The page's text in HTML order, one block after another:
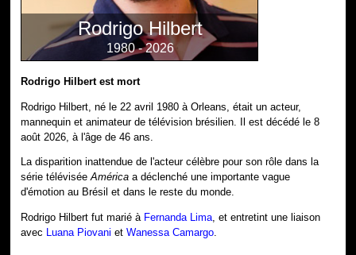
Rodrigo Hilbert
1980 - 2026
Rodrigo Hilbert est mort
Rodrigo Hilbert, né le 22 avril 1980 à Orleans, était un acteur,
mannequin et animateur de télévision brésilien. Il est décédé le 8
août 2026, à l'âge de 46 ans.
La disparition inattendue de l'acteur célèbre pour son rôle dans la
série téléviséeAmérica a déclenché une importante vague
d'émotion au Brésil et dans le reste du monde.
Rodrigo Hilbert fut marié à Fernanda Lima, et entretint une liaison
avec Luana Piovani etWanessa Camargo.